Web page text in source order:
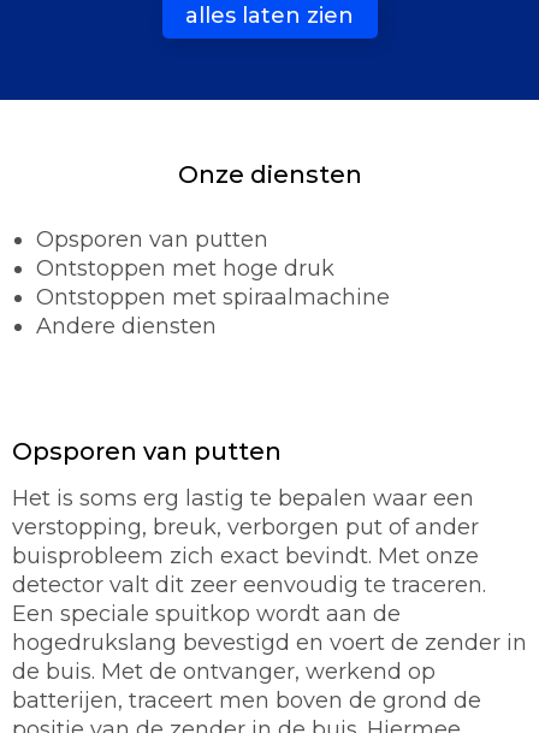
alles laten zien
Onze diensten
Opsporen van putten
Ontstoppen met hoge druk
Ontstoppen met spiraalmachine
Andere diensten
Opsporen van putten
Het is soms erg lastig te bepalen waar een
verstopping, breuk, verborgen put of ander
buisprobleem zich exact bevindt. Met onze
detector valt dit zeer eenvoudig te traceren.
Een speciale spuitkop wordt aan de
hogedrukslang bevestigd en voert de zender in
de buis. Met de ontvanger, werkend op
batterijen, traceert men boven de grond de